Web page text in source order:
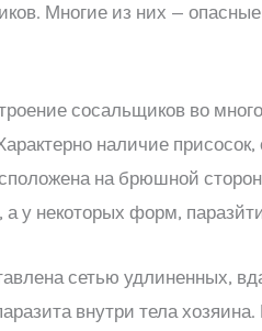
Многие из них —
сосальщиков во
наличие
на брюшной
а у некоторых форм,
сетью удлиненных,
внутри тела хозяина.